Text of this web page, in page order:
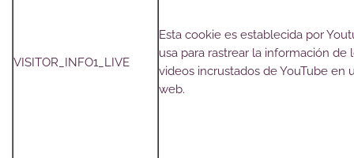
VISITOR_INFO1_LIVE
Esta cookie es establecida por
usa para rastrear la información de
videos incrustados de YouTube en
web.